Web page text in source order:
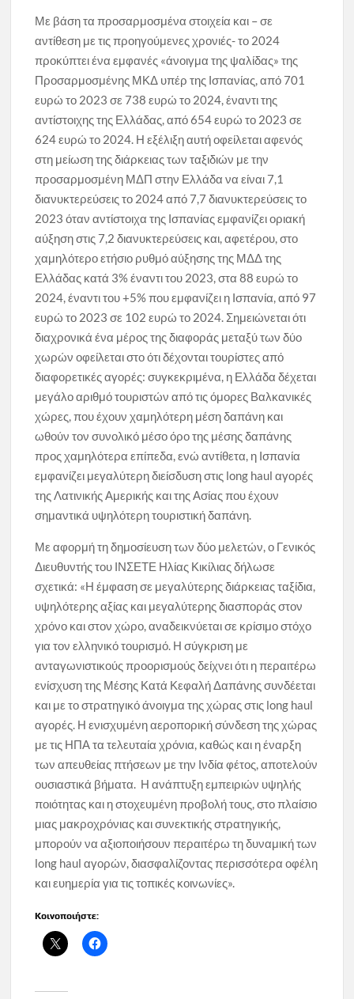
Με βάση τα προσαρμοσμένα στοιχεία και – σε
αντίθεση με τις προηγούμενες χρονιές- το 2024
προκύπτει ένα εμφανές «άνοιγμα της ψαλίδας» της
Προσαρμοσμένης ΜΚΔ υπέρ της Ισπανίας, από 701
ευρώ το 2023 σε 738 ευρώ το 2024, έναντι της
αντίστοιχης της Ελλάδας, από 654 ευρώ το 2023 σε
624 ευρώ το 2024. Η εξέλιξη αυτή οφείλεται αφενός
στη μείωση της διάρκειας των ταξιδιών με την
προσαρμοσμένη ΜΔΠ στην Ελλάδα να είναι 7,1
διανυκτερεύσεις το 2024 από 7,7 διανυκτερεύσεις το
2023 όταν αντίστοιχα της Ισπανίας εμφανίζει οριακή
αύξηση στις 7,2 διανυκτερεύσεις και, αφετέρου, στο
χαμηλότερο ετήσιο ρυθμό αύξησης της ΜΔΔ της
Ελλάδας κατά 3% έναντι του 2023, στα 88 ευρώ το
2024, έναντι του +5% που εμφανίζει η Ισπανία, από 97
ευρώ το 2023 σε 102 ευρώ το 2024. Σημειώνεται ότι
διαχρονικά ένα μέρος της διαφοράς μεταξύ των δύο
χωρών οφείλεται στο ότι δέχονται τουρίστες από
διαφορετικές αγορές: συγκεκριμένα, η Ελλάδα δέχεται
μεγάλο αριθμό τουριστών από τις όμορες Βαλκανικές
χώρες, που έχουν χαμηλότερη μέση δαπάνη και
ωθούν τον συνολικό μέσο όρο της μέσης δαπάνης
προς χαμηλότερα επίπεδα, ενώ αντίθετα, η Ισπανία
εμφανίζει μεγαλύτερη διείσδυση στις long haul αγορές
της Λατινικής Αμερικής και της Ασίας που έχουν
σημαντικά υψηλότερη τουριστική δαπάνη.
Με αφορμή τη δημοσίευση των δύο μελετών, ο Γενικός
Διευθυντής του ΙΝΣΕΤΕ Ηλίας Κικίλιας δήλωσε
σχετικά: «Η έμφαση σε μεγαλύτερης διάρκειας ταξίδια,
υψηλότερης αξίας και μεγαλύτερης διασποράς στον
χρόνο και στον χώρο, αναδεικνύεται σε κρίσιμο στόχο
για τον ελληνικό τουρισμό. Η σύγκριση με
ανταγωνιστικούς προορισμούς δείχνει ότι η περαιτέρω
ενίσχυση της Μέσης Κατά Κεφαλή Δαπάνης συνδέεται
και με το στρατηγικό άνοιγμα της χώρας στις long haul
αγορές. Η ενισχυμένη αεροπορική σύνδεση της χώρας
με τις ΗΠΑ τα τελευταία χρόνια, καθώς και η έναρξη
των απευθείας πτήσεων με την Ινδία φέτος, αποτελούν
ουσιαστικά βήματα. Η ανάπτυξη εμπειριών υψηλής
ποιότητας και η στοχευμένη προβολή τους, στο πλαίσιο
μιας μακροχρόνιας και συνεκτικής στρατηγικής,
μπορούν να αξιοποιήσουν περαιτέρω τη δυναμική των
long haul αγορών, διασφαλίζοντας περισσότερα οφέλη
και ευημερία για τις τοπικές κοινωνίες».
Κοινοποιήστε: